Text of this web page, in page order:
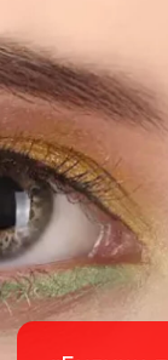
красноватые
в диапазоне от
тонов. Давайте
цвета.
Наш
в
цвета